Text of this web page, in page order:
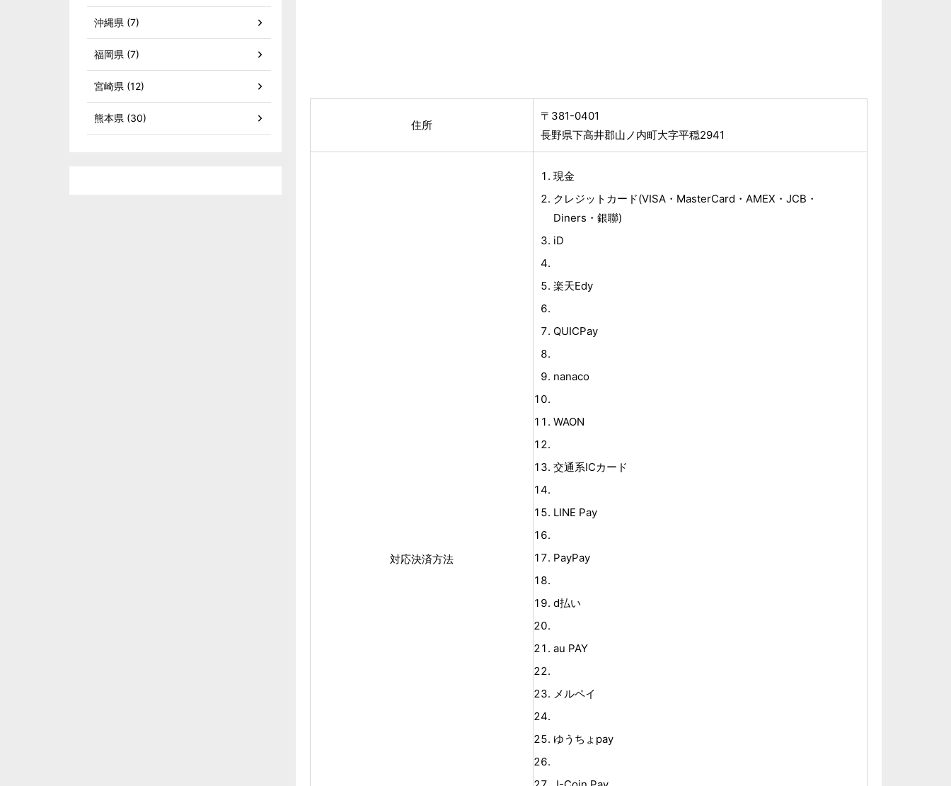
住所
〒381-0401
長野県下高井郡山ノ内町大字平穏2941
対応決済方法
現金
クレジットカード(VISA・MasterCard・AMEX・JCB・
Diners・銀聯)
iD
楽天Edy
QUICPay
nanaco
WAON
交通系ICカード
LINE Pay
PayPay
d払い
au PAY
メルペイ
ゆうちょpay
沖縄県 (7)
福岡県 (7)
宮崎県 (12)
熊本県 (30)